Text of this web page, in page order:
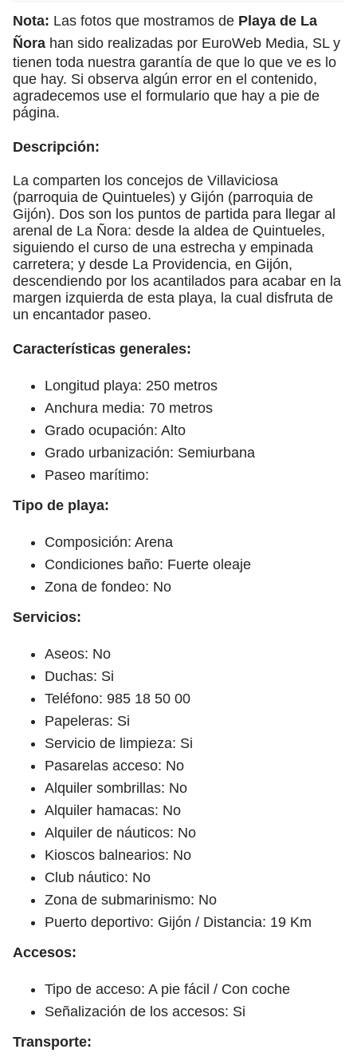
Nota: Las fotos que mostramos de Playa de La
Ñora han sido realizadas por EuroWeb Media, SL y
tienen toda nuestra garantía de que lo que ve es lo
que hay. Si observa algún error en el contenido,
agradecemos use el formulario que hay a pie de
página.
Descripción:
La comparten los concejos de Villaviciosa
(parroquia de Quintueles) y Gijón (parroquia de
Gijón). Dos son los puntos de partida para llegar al
arenal de La Ñora: desde la aldea de Quintueles,
siguiendo el curso de una estrecha y empinada
carretera; y desde La Providencia, en Gijón,
descendiendo por los acantilados para acabar en la
margen izquierda de esta playa, la cual disfruta de
un encantador paseo.
Características generales:
Longitud playa: 250 metros
Anchura media: 70 metros
Grado ocupación: Alto
Grado urbanización: Semiurbana
Paseo marítimo:
Tipo de playa:
Composición: Arena
Condiciones baño: Fuerte oleaje
Zona de fondeo: No
Servicios:
Aseos: No
Duchas: Si
Teléfono: 985 18 50 00
Papeleras: Si
Servicio de limpieza: Si
Pasarelas acceso: No
Alquiler sombrillas: No
Alquiler hamacas: No
Alquiler de náuticos: No
Kioscos balnearios: No
Club náutico: No
Zona de submarinismo: No
Puerto deportivo: Gijón / Distancia: 19 Km
Accesos:
Tipo de acceso: A pie fácil / Con coche
Señalización de los accesos: Si
Transporte: